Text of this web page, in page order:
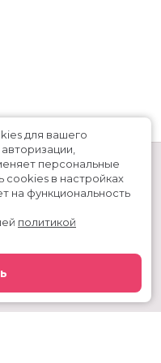
для вашего
персональные
в настройках
на функциональность
политикой